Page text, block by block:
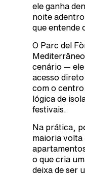
ele ganha
noite
que entende
O Parc del
cenário — ele
acesso
com o centro
lógica de
festivais.
Na prática,
maioria volta
o que cria
deixa de ser